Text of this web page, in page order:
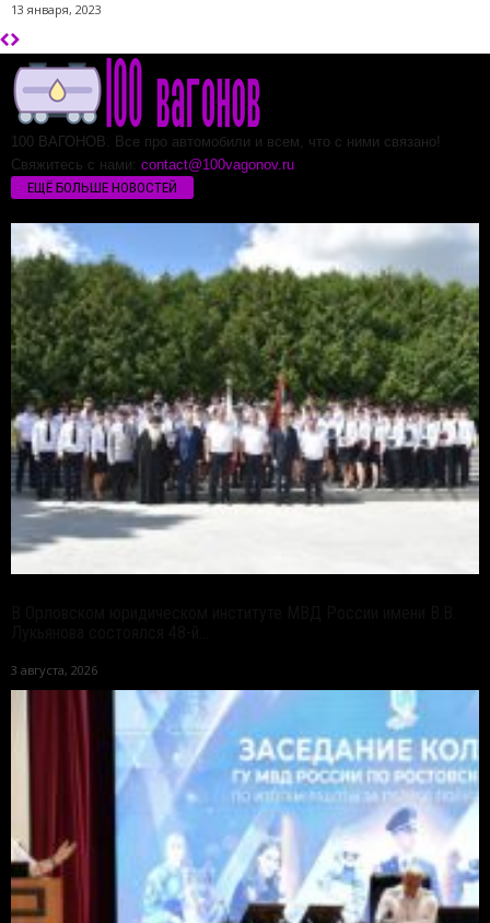
13 января, 2023
100 ВАГОНОВ. Все про автомобили и всем, что с ними связано!
Свяжитесь с нами: contact@100vagonov.ru
ЕЩЁ БОЛЬШЕ НОВОСТЕЙ
3 августа, 2026